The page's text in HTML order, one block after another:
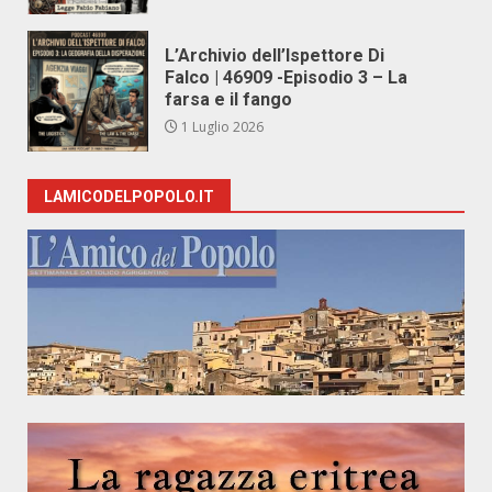
L’Archivio dell’Ispettore Di
Falco | 46909 -Episodio 3 – La
farsa e il fango
1 Luglio 2026
LAMICODELPOPOLO.IT